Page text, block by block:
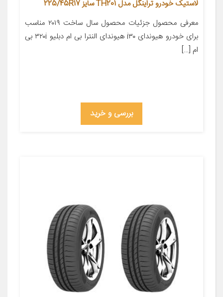
لاستیک خودرو تراینگل مدل TH201 سایز 225/45R17
معرفی محصول جزئیات محصول سال ساخت ۲۰۱۹ مناسب
برای خودرو هیوندای i۳۰ هیوندای النترا بی ام دبلیو ۳۲۰i بی
ام […]
بررسی و خرید